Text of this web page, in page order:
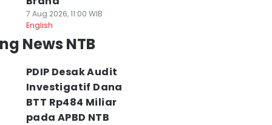
7 Aug 2026, 11:00 WIB
English
News NTB
PDIP Desak Audit
Investigatif Dana
BTT Rp484 Miliar
pada APBD NTB